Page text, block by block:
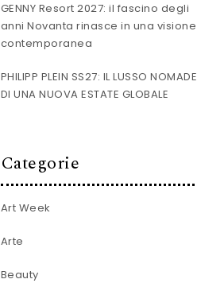
GENNY Resort 2027: il fascino degli
anni Novanta rinasce in una visione
contemporanea
PHILIPP PLEIN SS27: IL LUSSO NOMADE
DI UNA NUOVA ESTATE GLOBALE
Categorie
Art Week
Arte
Beauty